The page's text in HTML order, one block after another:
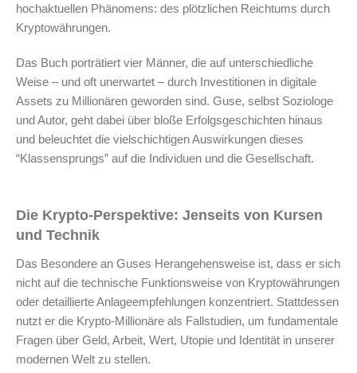
hochaktuellen Phänomens: des plötzlichen Reichtums durch
Kryptowährungen.
Das Buch porträtiert vier Männer, die auf unterschiedliche
Weise – und oft unerwartet – durch Investitionen in digitale
Assets zu Millionären geworden sind. Guse, selbst Soziologe
und Autor, geht dabei über bloße Erfolgsgeschichten hinaus
und beleuchtet die vielschichtigen Auswirkungen dieses
“Klassensprungs” auf die Individuen und die Gesellschaft.
Die Krypto-Perspektive: Jenseits von Kursen
und Technik
Das Besondere an Guses Herangehensweise ist, dass er sich
nicht auf die technische Funktionsweise von Kryptowährungen
oder detaillierte Anlageempfehlungen konzentriert. Stattdessen
nutzt er die Krypto-Millionäre als Fallstudien, um fundamentale
Fragen über Geld, Arbeit, Wert, Utopie und Identität in unserer
modernen Welt zu stellen.